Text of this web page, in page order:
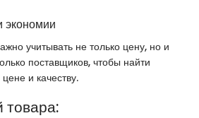
экономии
учитывать не только цену, но и
поставщиков, чтобы найти
и качеству.
товара: